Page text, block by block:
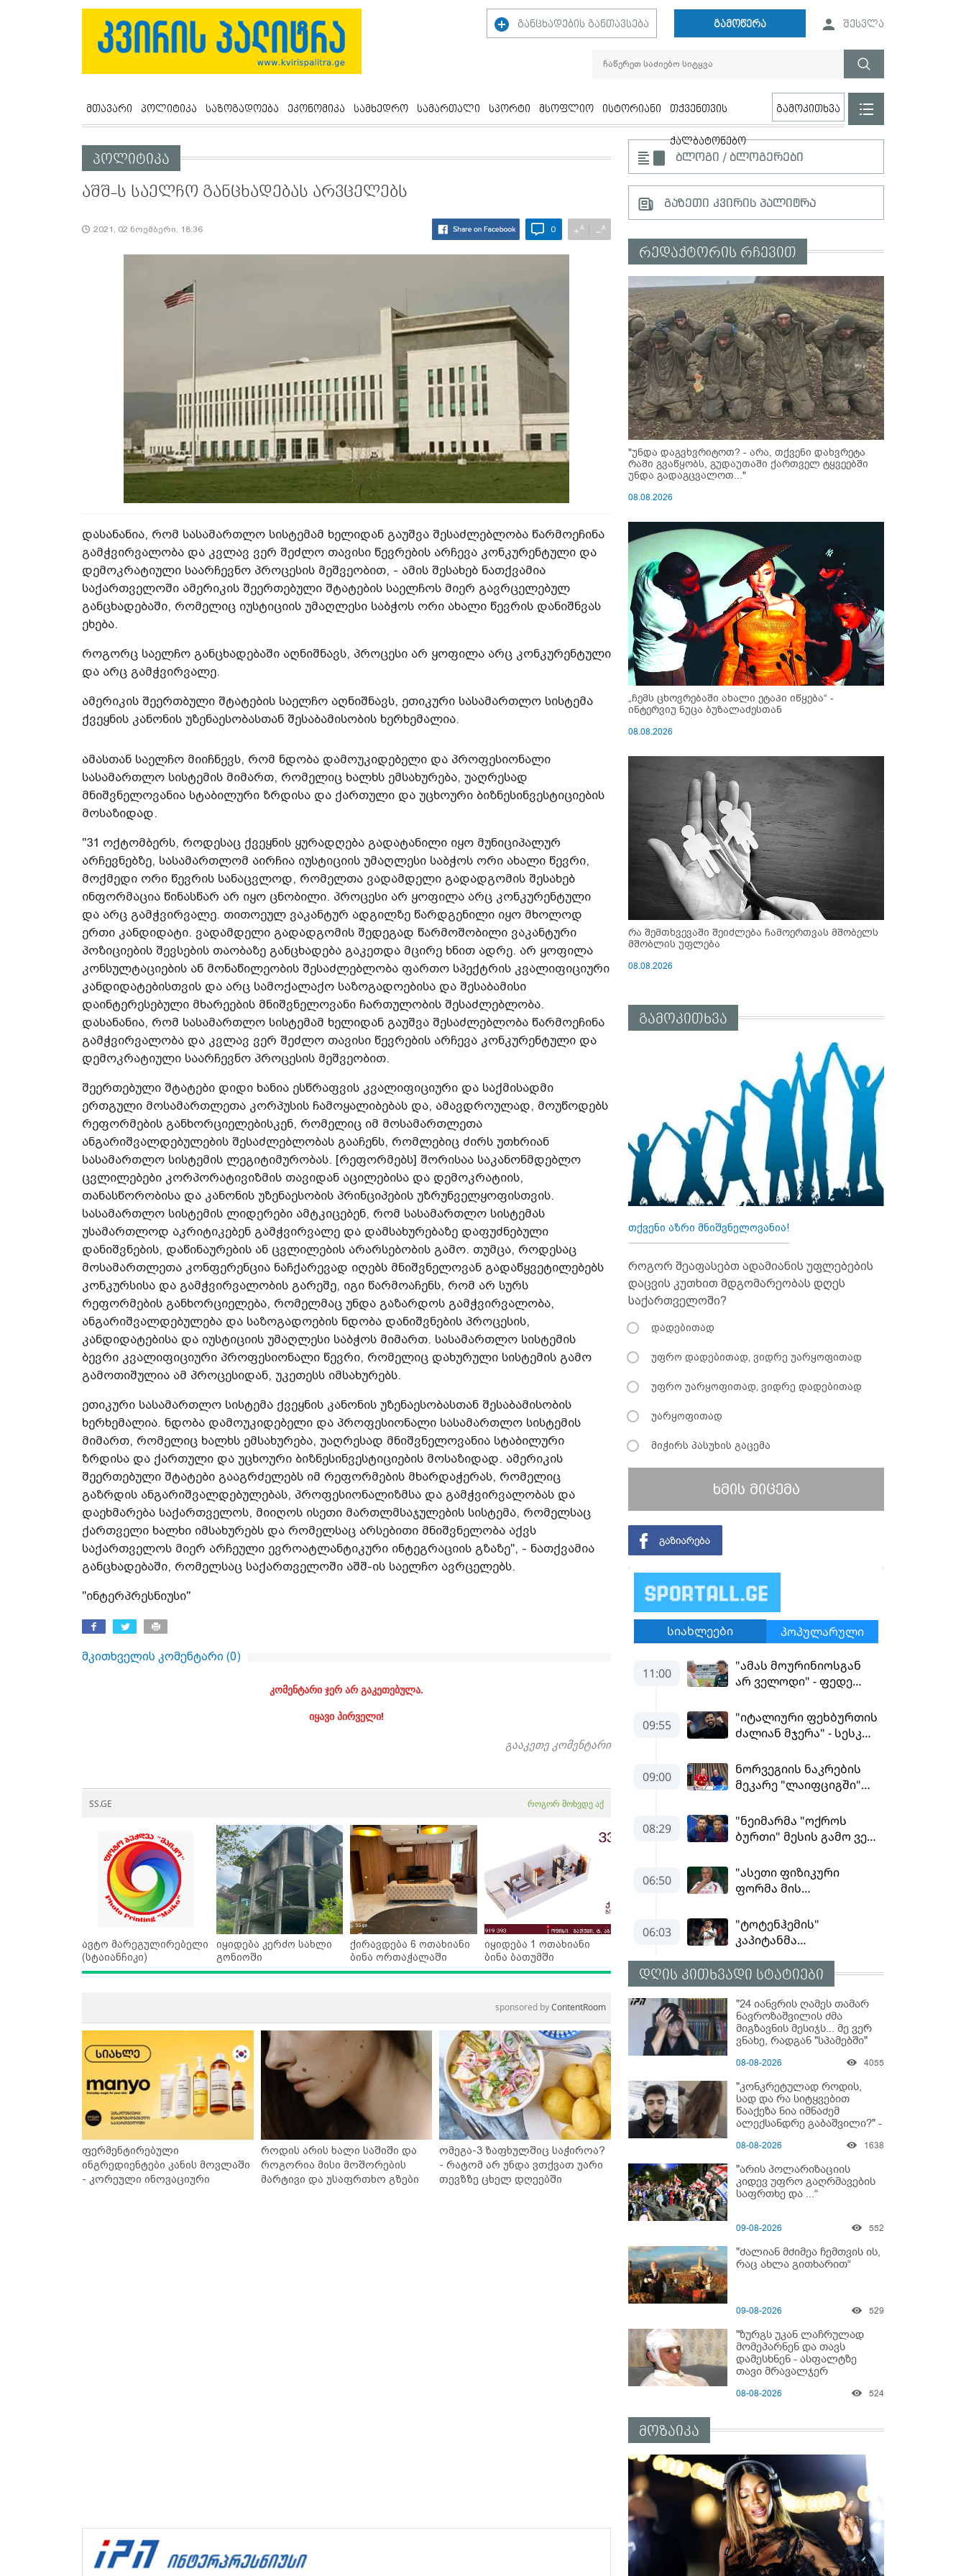
განცხადების განთავსება გამოწერა შესვლა
მთავარი პოლიტიკა საზოგადოება ეკონომიკა სამხედრო სამართალი სპორტი მსოფლიო ისტორიანი თქვენთვის
ქალბატონებო
გამოკითხვა
პოლიტიკა
აშშ-ს საელჩო განცხადებას არვცელებს
2021, 02 ნოემბერი, 18:36 0 +A −A
დასანანია, რომ სასამართლო სისტემამ ხელიდან გაუშვა შესაძლებლობა წარმოეჩინა
გამჭვირვალობა და კვლავ ვერ შეძლო თავისი წევრების არჩევა კონკურენტული და
დემოკრატიული საარჩევნო პროცესის მეშვეობით, - ამის შესახებ ნათქვამია
საქართველოში ამერიკის შეერთებული შტატების საელჩოს მიერ გავრცელებულ
განცხადებაში, რომელიც იუსტიციის უმაღლესი საბჭოს ორი ახალი წევრის დანიშნვას
ეხება.
როგორც საელჩო განცხადებაში აღნიშნავს, პროცესი არ ყოფილა არც კონკურენტული
და არც გამჭვირვალე.
ამერიკის შეერთბული შტატების საელჩო აღნიშნავს, ეთიკური სასამართლო სისტემა
ქვეყნის კანონის უზენაესობასთან შესაბამისობის ხერხემალია.
ამასთან საელჩო მიიჩნევს, რომ ნდობა დამოუკიდებელი და პროფესიონალი
სასამართლო სისტემის მიმართ, რომელიც ხალხს ემსახურება, უაღრესად
მნიშვნელოვანია სტაბილური ზრდისა და ქართული და უცხოური ბიზნესინვესტიციების
მოსაზიდად.
"31 ოქტომბერს, როდესაც ქვეყნის ყურადღება გადატანილი იყო მუნიციპალურ
არჩევნებზე, სასამართლომ აირჩია იუსტიციის უმაღლესი საბჭოს ორი ახალი წევრი,
მოქმედი ორი წევრის სანაცვლოდ, რომელთა ვადამდელი გადადგომის შესახებ
ინფორმაცია წინასწარ არ იყო ცნობილი. პროცესი არ ყოფილა არც კონკურენტული
და არც გამჭვირვალე. თითოეულ ვაკანტურ ადგილზე წარდგენილი იყო მხოლოდ
ერთი კანდიდატი. ვადამდელი გადადგომის შედეგად წარმოშობილი ვაკანტური
პოზიციების შევსების თაობაზე განცხადება გაკეთდა მცირე ხნით ადრე. არ ყოფილა
კონსულტაციების ან მონაწილეობის შესაძლებლობა ფართო სპექტრის კვალიფიციური
კანდიდატებისთვის და არც სამოქალაქო საზოგადოებისა და შესაბამისი
დაინტერესებული მხარეების მნიშვნელოვანი ჩართულობის შესაძლებლობა.
დასანანია, რომ სასამართლო სისტემამ ხელიდან გაუშვა შესაძლებლობა წარმოეჩინა
გამჭვირვალობა და კვლავ ვერ შეძლო თავისი წევრების არჩევა კონკურენტული და
დემოკრატიული საარჩევნო პროცესის მეშვეობით.
შეერთებული შტატები დიდი ხანია ესწრაფვის კვალიფიციური და საქმისადმი
ერთგული მოსამართლეთა კორპუსის ჩამოყალიბებას და, ამავდროულად, მოუწოდებს
რეფორმების განხორციელებისკენ, რომელიც იმ მოსამართლეთა
ანგარიშვალდებულების შესაძლებლობას გააჩენს, რომლებიც ძირს უთხრიან
სასამართლო სისტემის ლეგიტიმურობას. [რეფორმებს] შორისაა საკანონმდებლო
ცვლილებები კორპორატივიზმის თავიდან აცილებისა და დემოკრატიის,
თანასწორობისა და კანონის უზენაესობის პრინციპების უზრუნველყოფისთვის.
სასამართლო სისტემის ლიდერები ამტკიცებენ, რომ სასამართლო სისტემას
უსამართლოდ აკრიტიკებენ გამჭვირვალე და დამსახურებაზე დაფუძნებული
დანიშვნების, დაწინაურების ან ცვლილების არარსებობის გამო. თუმცა, როდესაც
მოსამართლეთა კონფერენცია ნაჩქარევად იღებს მნიშვნელოვან გადაწყვეტილებებს
კონკურსისა და გამჭვირვალობის გარეშე, იგი წარმოაჩენს, რომ არ სურს
რეფორმების განხორციელება, რომელმაც უნდა გაზარდოს გამჭვირვალობა,
ანგარიშვალდებულება და საზოგადოების ნდობა დანიშვნების პროცესის,
კანდიდატებისა და იუსტიციის უმაღლესი საბჭოს მიმართ. სასამართლო სისტემის
ბევრი კვალიფიციური პროფესიონალი წევრი, რომელიც დახურული სისტემის გამო
გამოთიშულია ამ პროცესიდან, უკეთესს იმსახურებს.
ეთიკური სასამართლო სისტემა ქვეყნის კანონის უზენაესობასთან შესაბამისობის
ხერხემალია. ნდობა დამოუკიდებელი და პროფესიონალი სასამართლო სისტემის
მიმართ, რომელიც ხალხს ემსახურება, უაღრესად მნიშვნელოვანია სტაბილური
ზრდისა და ქართული და უცხოური ბიზნესინვესტიციების მოსაზიდად. ამერიკის
შეერთებული შტატები გააგრძელებს იმ რეფორმების მხარდაჭერას, რომელიც
გაზრდის ანგარიშვალდებულებას, პროფესიონალიზმსა და გამჭვირვალობას და
დაეხმარება საქართველოს, მიიღოს ისეთი მართლმსაჯულების სისტემა, რომელსაც
ქართველი ხალხი იმსახურებს და რომელსაც არსებითი მნიშვნელობა აქვს
საქართველოს მიერ არჩეული ევროატლანტიკური ინტეგრაციის გზაზე", - ნათქვამია
განცხადებაში, რომელსაც საქართველოში აშშ-ის საელჩო ავრცელებს.
"ინტერპრესნიუსი"
მკითხველის კომენტარი (0)
კომენტარი ჯერ არ გაკეთებულა.
იყავი პირველი!
გააკეთე კომენტარი
SS.GE როგორ მოხვდე აქ
ავტო მარეგულირებელი
(სტაიანჩიკი)
იყიდება კერძო სახლი
გონიოში
ქირავდება 6 ოთახიანი
ბინა ორთაჭალაში
იყიდება 1 ოთახიანი
ბინა ბათუმში
sponsored byContentRoom
ფერმენტირებული
ინგრედიენტები კანის მოვლაში
- კორეული ინოვაციური
როდის არის ხალი საშიში და
როგორია მისი მოშორების
მარტივი და უსაფრთხო გზები
ომეგა-3 ზაფხულშიც საჭიროა?
- რატომ არ უნდა ვთქვათ უარი
თევზზე ცხელ დღეებში
ბლოგი / ბლოგერები
გაზეთი კვირის პალიტრა
რედაქტორის რჩევით
"უნდა დაგვხვრიტოთ? - არა, თქვენი დახვრეტა
რაში გვაწყობს, გუდაუთაში ქართველ ტყვეებში
უნდა გადაგცვალოთ..."
08.08.2026
„ჩემს ცხოვრებაში ახალი ეტაპი იწყება“ -
ინტერვიუ ნუცა ბუზალაძესთან
08.08.2026
რა შემთხვევაში შეიძლება ჩამოერთვას მშობელს
მშობლის უფლება
08.08.2026
გამოკითხვა
თქვენი აზრი მნიშვნელოვანია!
როგორ შეაფასებთ ადამიანის უფლებების
დაცვის კუთხით მდგომარეობას დღეს
საქართველოში?
დადებითად
უფრო დადებითად, ვიდრე უარყოფითად
უფრო უარყოფითად, ვიდრე დადებითად
უარყოფითად
მიჭირს პასუხის გაცემა
ხმის მიცემა
დღის კითხვადი სტატიები
"24 იანვრის ღამეს თამარ
ნავროზაშვილის ძმა
მიგზავნის მესიჯს... მე ვერ
ვნახე, რადგან "სპამებში"
იმნაძის ბიძამ ეკა
ავალიანის დედა "სქრინს"
აქვეყნებს
08-08-2026 4055
"კონკრეტულად როდის,
სად და რა სიტყვებით
წააქეზა ნია იმნაძემ
ალექსანდრე გაბაშვილი?" -
ნია იმნაძის ბებია?
08-08-2026 1638
"არის პოლარიზაციის
კიდევ უფრო გაღრმავების
საფრთხე და ...“
09-08-2026 552
"ძალიან მძიმეა ჩემთვის ის,
რაც ახლა გითხარით“
09-08-2026 529
"ზურგს უკან ლაჩრულად
მომეპარნენ და თავს
დამესხნენ - ასფალტზე
თავი მრავალჯერ
ჰყვება კურიერი, რომელსაც
08-08-2026 524
მოზაიკა